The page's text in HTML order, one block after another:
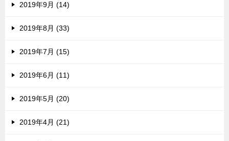
2019年9月 (14)
2019年8月 (33)
2019年7月 (15)
2019年6月 (11)
2019年5月 (20)
2019年4月 (21)